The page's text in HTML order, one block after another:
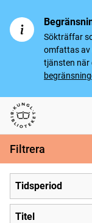
Sökträffar
omfattas av
tjänsten när
Svenska tidningar
Filtrera
Tidsperiod
Titel